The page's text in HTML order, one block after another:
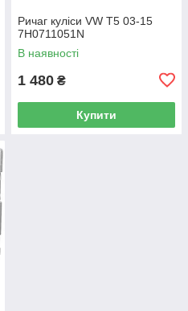
Ричаг куліси VW T5 03-15
7H0711051N
В наявності
1 480 ₴
Купити